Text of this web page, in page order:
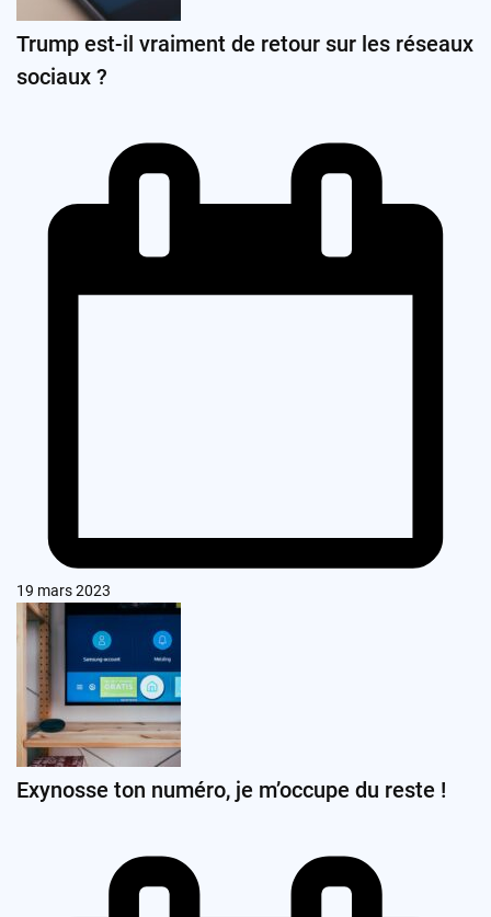
Trump est-il vraiment de retour sur les réseaux
sociaux ?
19 mars 2023
Exynosse ton numéro, je m’occupe du reste !